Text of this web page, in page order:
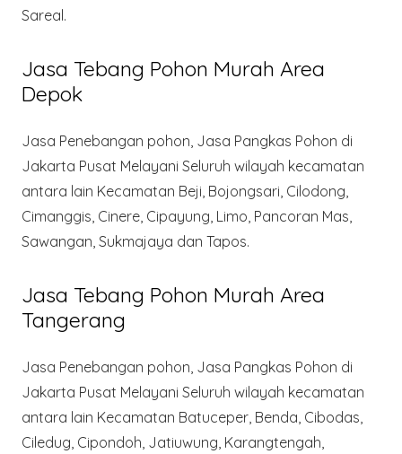
Sareal.
Jasa Tebang Pohon Murah Area
Depok
Jasa Penebangan pohon, Jasa Pangkas Pohon di
Jakarta Pusat Melayani Seluruh wilayah kecamatan
antara lain Kecamatan Beji, Bojongsari, Cilodong,
Cimanggis, Cinere, Cipayung, Limo, Pancoran Mas,
Sawangan, Sukmajaya dan Tapos.
Jasa Tebang Pohon Murah Area
Tangerang
Jasa Penebangan pohon, Jasa Pangkas Pohon di
Jakarta Pusat Melayani Seluruh wilayah kecamatan
antara lain Kecamatan Batuceper, Benda, Cibodas,
Ciledug, Cipondoh, Jatiuwung, Karangtengah,